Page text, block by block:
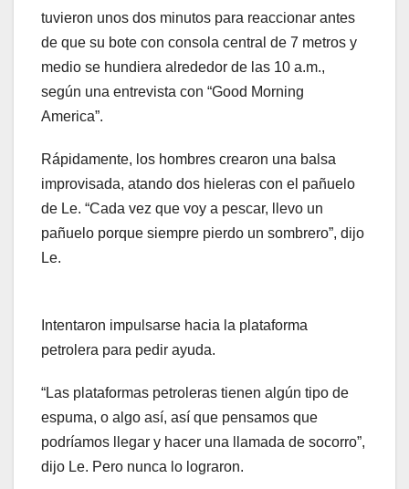
tuvieron unos dos minutos para reaccionar antes
de que su bote con consola central de 7 metros y
medio se hundiera alrededor de las 10 a.m.,
según una entrevista con “Good Morning
America”.
Rápidamente, los hombres crearon una balsa
improvisada, atando dos hieleras con el pañuelo
de Le. “Cada vez que voy a pescar, llevo un
pañuelo porque siempre pierdo un sombrero”, dijo
Le.
Intentaron impulsarse hacia la plataforma
petrolera para pedir ayuda.
“Las plataformas petroleras tienen algún tipo de
espuma, o algo así, así que pensamos que
podríamos llegar y hacer una llamada de socorro”,
dijo Le. Pero nunca lo lograron.